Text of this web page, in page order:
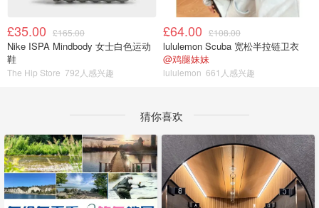
£35.00 £165.00
Nike ISPA Mindbody 女士白色运动
鞋
The Hip Store 792人感兴趣
£64.00 £108.00
lululemon Scuba 宽松半拉链卫衣
@鸡腿妹妹
lululemon 661人感兴趣
猜你喜欢